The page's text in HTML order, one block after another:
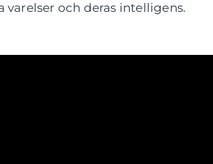
varelser och deras intelligens.